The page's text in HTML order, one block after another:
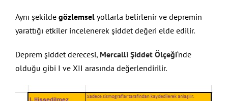
Aynı şekilde gözlemsel yollarla belirlenir ve depremin
yarattığı etkiler incelenerek şiddet değeri elde edilir.
Deprem şiddet derecesi, Mercalli Şiddet Ölçeği‘nde
olduğu gibi I ve XII arasında değerlendirilir.